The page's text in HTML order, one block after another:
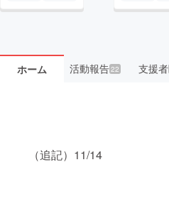
ホーム 活動報告22 支援者
（追記）11/14